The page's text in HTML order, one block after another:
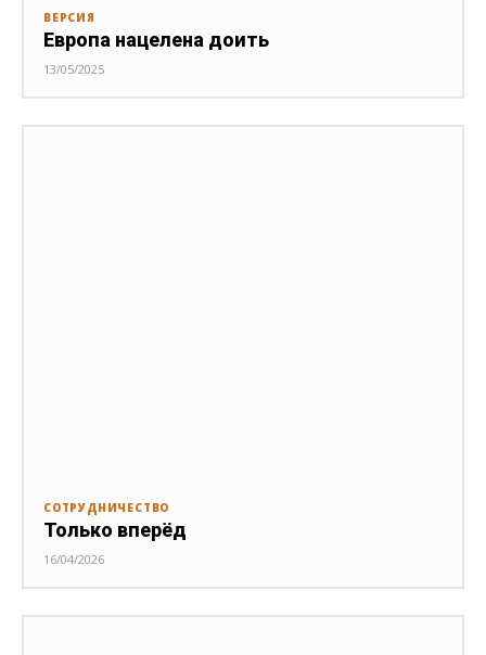
ВЕРСИЯ
Европа нацелена доить
13/05/2025
СОТРУДНИЧЕСТВО
Только вперёд
16/04/2026